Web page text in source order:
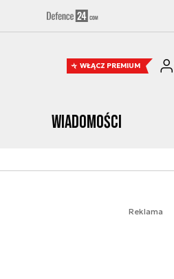
WŁĄCZ PREMIUM
Wiadomości
Reklama